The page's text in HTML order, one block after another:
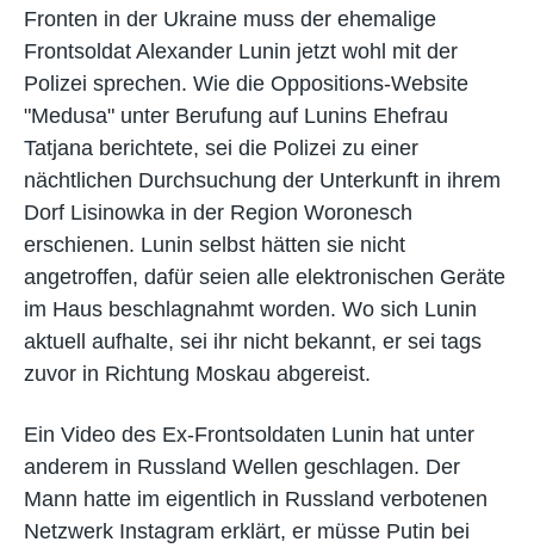
Fronten in der Ukraine muss der ehemalige
Frontsoldat Alexander Lunin jetzt wohl mit der
Polizei sprechen. Wie die Oppositions-Website
"Medusa" unter Berufung auf Lunins Ehefrau
Tatjana berichtete, sei die Polizei zu einer
nächtlichen Durchsuchung der Unterkunft in ihrem
Dorf Lisinowka in der Region Woronesch
erschienen. Lunin selbst hätten sie nicht
angetroffen, dafür seien alle elektronischen Geräte
im Haus beschlagnahmt worden. Wo sich Lunin
aktuell aufhalte, sei ihr nicht bekannt, er sei tags
zuvor in Richtung Moskau abgereist.
Ein Video des Ex-Frontsoldaten Lunin hat unter
anderem in Russland Wellen geschlagen. Der
Mann hatte im eigentlich in Russland verbotenen
Netzwerk Instagram erklärt, er müsse Putin bei